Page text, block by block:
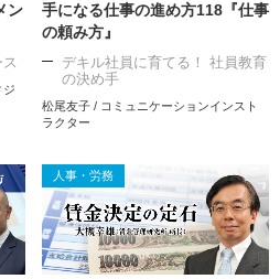
ン
ジ
手になる仕事の進め方118『仕事
の頼み方』
デキル社員に育てる！ 社員教育
の決め手
松尾友子 / コミュニケーションインスト
ラクター
人事・労務